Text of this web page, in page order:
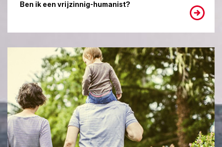
Ben ik een vrijzinnig-humanist?